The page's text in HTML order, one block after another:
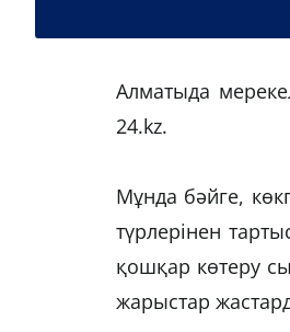
Алматыда
24.kz.
Мұнда бәйге,
түрлерінен
қошқар көтеру
жарыстар